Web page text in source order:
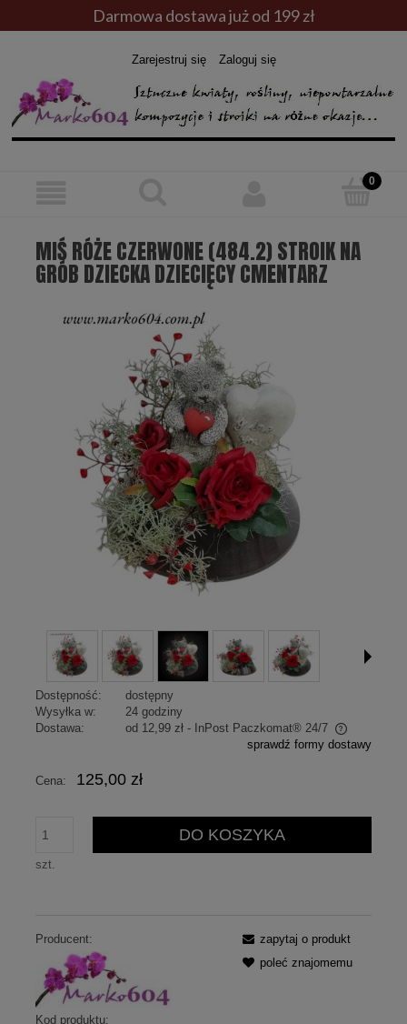
Darmowa dostawa już od 199 zł
Zarejestruj się Zaloguj się
MIŚ RÓŻE CZERWONE (484.2) STROIK NA
GRÓB DZIECKA DZIECIĘCY CMENTARZ
Dostępność:
dostępny
Wysyłka w:
24 godziny
Dostawa:
od 12,99 zł - InPost Paczkomat® 24/7
Cena nie zawiera ewentualnych kosztów płatności
sprawdź formy dostawy
Cena: 125,00 zł
szt.
DO KOSZYKA
Producent:
Kod produktu:
zapytaj o produkt
poleć znajomemu